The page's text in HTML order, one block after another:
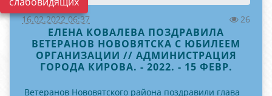
16.02.2022 06:37 26
ЕЛЕНА КОВАЛЕВА ПОЗДРАВИЛА
ВЕТЕРАНОВ НОВОВЯТСКА С ЮБИЛЕЕМ
ОРГАНИЗАЦИИ // АДМИНИСТРАЦИЯ
ГОРОДА КИРОВА. - 2022. - 15 ФЕВР.
Ветеранов Нововятского района поздравили глава